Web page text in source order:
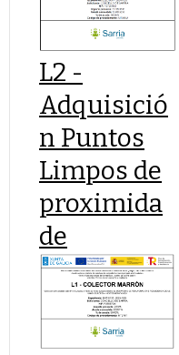
L2 -
Adquisició
n Puntos
Limpos de
proximida
de